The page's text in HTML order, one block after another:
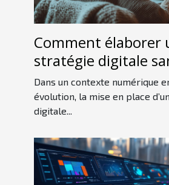
Comment élaborer
stratégie digitale
conséquent ?
Dans un contexte numérique
évolution, la mise en place
digitale...